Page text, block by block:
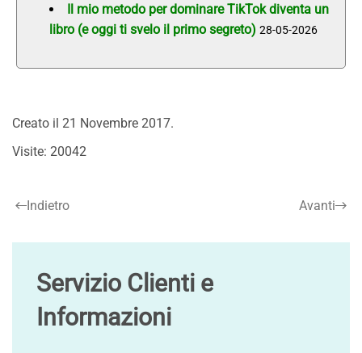
Il mio metodo per dominare TikTok diventa un
libro (e oggi ti svelo il primo segreto) 28-05-2026
Creato il 21 Novembre 2017.
Visite: 20042
Indietro Avanti
Servizio Clienti e
Informazioni